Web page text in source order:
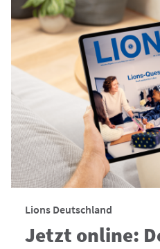
Lions Deutschland
Jetzt online: